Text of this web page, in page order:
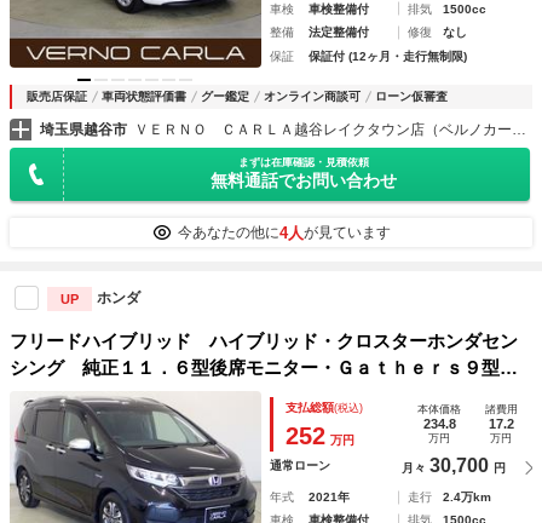
車検
車検整備付 排気
1500cc
整備
法定整備付 修復
なし
保証
保証付 (12ヶ月・走行無制限)
販売店保証 車両状態評価書 グー鑑定 オンライン商談可 ローン仮審査
埼玉県越谷市 ＶＥＲＮＯ ＣＡＲＬＡ越谷レイクタウン店（ベルノカーラ越谷レイクタウン店）
まずは在庫確認・見積依頼
無料通話でお問い合わせ
今あなたの他に4人が見ています
UP ホンダ
フリードハイブリッド ハイブリッド・クロスターホンダセン
シング 純正１１．６型後席モニター・Ｇａｔｈｅｒｓ９型ナ
ビ・フルセグＴＶ・バックカメラ・ハーフレザーシート・シー
トヒーター・両側パワースライドドア・レーダークルーズコン
トロール・レーンキープアシスト
支払総額(税込)
252 万円
本体価格
234.8
万円
諸費用
17.2
万円
通常ローン 月々 30,700 円
年式 2021年 走行
2.4万km